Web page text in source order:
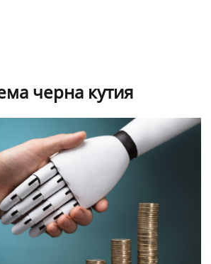
черна кутия